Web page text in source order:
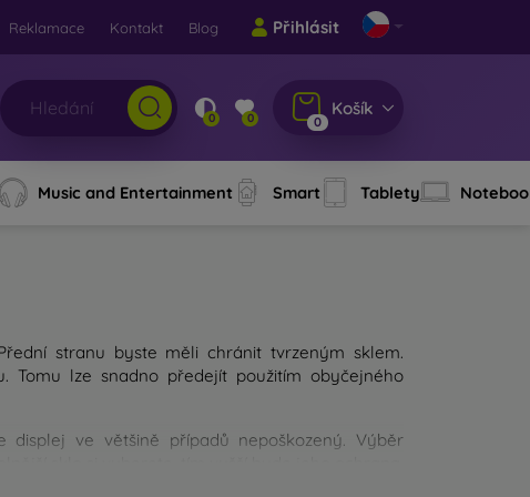
Reklamace Kontakt Blog Přihlásit
0 0 0
Košík
Music and Entertainment Smart Tablety
stranu byste měli chránit tvrzeným sklem.
Tomu lze snadno předejít použitím obyčejného
ve většině případů nepoškozený. Výběr
výběru měli zaměřit?